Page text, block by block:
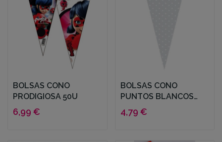
BOLSAS CONO
PRODIGIOSA 50U
6,99 €
BOLSAS CONO
PUNTOS BLANCOS
100U 20X40CM
4,79 €